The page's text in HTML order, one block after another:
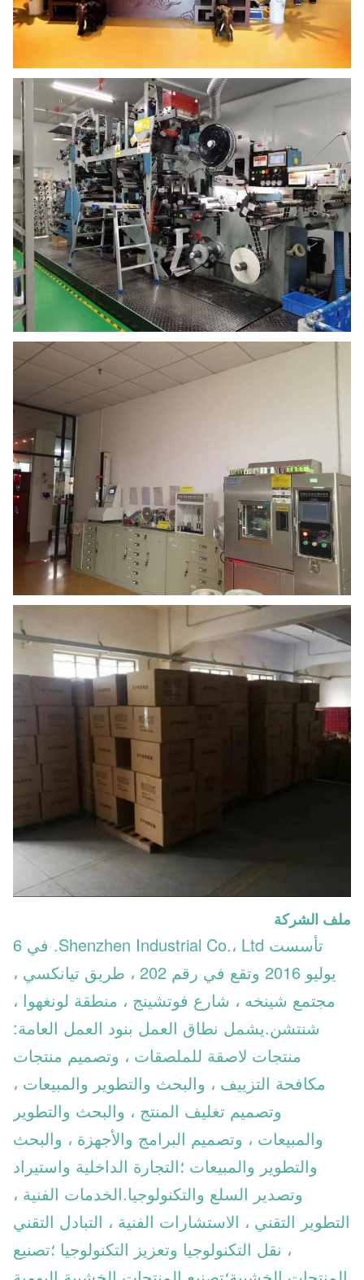
ملف الشركة
تأسست Shenzhen Industrial Co.، Ltd. في 6
يوليو 2016 وتقع في رقم 202 ، طريق تيانكسي ،
مجتمع شينخه ، شارع فوتشينج ، منطقة لونغهوا ،
شنتشن.يشمل نطاق العمل بنود العمل العامة:
منتجات لاصقة للملصقات ، وتصميم منتجات
مكافحة التزييف ، والبحث والتطوير والمبيعات ،
وتصميم تغليف المنتج ، والبحث والتطوير
والمبيعات ، وتصميم البرامج والأجهزة ، والبحث
والتطوير والمبيعات ؛التجارة الداخلية واستيراد
وتصدير السلع والتكنولوجيا.الخدمات الفنية ،
التطوير التقني ، الاستشارات الفنية ، التبادل التقني
، نقل التكنولوجيا وتعزيز التكنولوجيا ؛تصنيع